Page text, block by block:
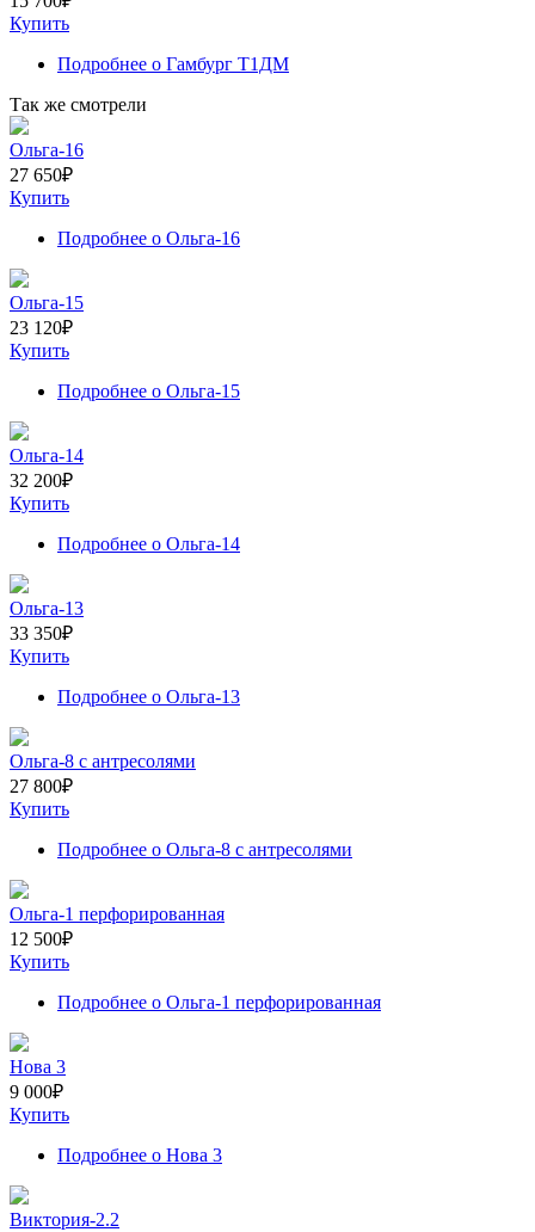
Купить
Подробнее о Гамбург Т1ДМ
Так же смотрели
Ольга-16
27 650₽
Купить
Подробнее о Ольга-16
Ольга-15
23 120₽
Купить
Подробнее о Ольга-15
Ольга-14
32 200₽
Купить
Подробнее о Ольга-14
Ольга-13
33 350₽
Купить
Подробнее о Ольга-13
Ольга-8 с антресолями
27 800₽
Купить
Подробнее о Ольга-8 с антресолями
Ольга-1 перфорированная
12 500₽
Купить
Подробнее о Ольга-1 перфорированная
Нова 3
9 000₽
Купить
Подробнее о Нова 3
Виктория-2.2